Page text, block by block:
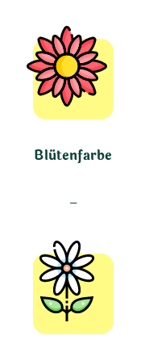
Blütenfarbe
–